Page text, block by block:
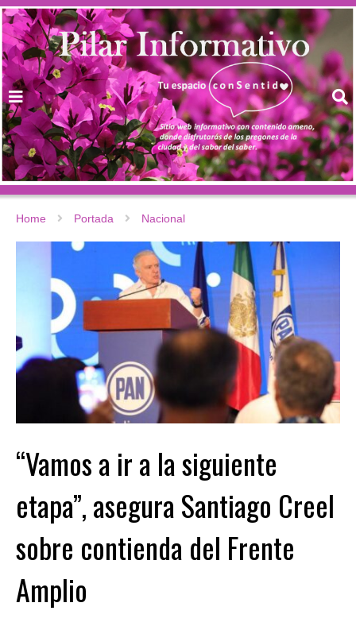
Home Portada Nacional
“Vamos a ir a la siguiente
etapa”, asegura Santiago Creel
sobre contienda del Frente
Amplio